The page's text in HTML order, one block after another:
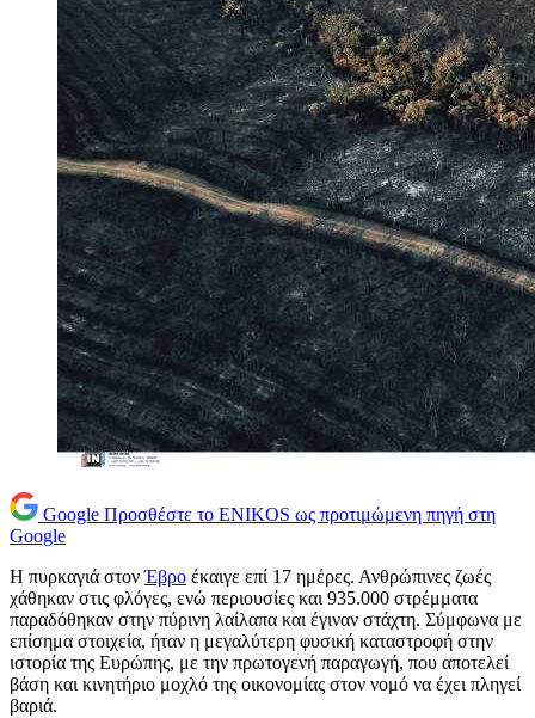
Google Προσθέστε το ENIKOS ως προτιμώμενη πηγή στη
Google
Η πυρκαγιά στονΈβρο έκαιγε επί 17 ημέρες. Ανθρώπινες ζωές
χάθηκαν στις φλόγες, ενώ περιουσίες και 935.000 στρέμματα
παραδόθηκαν στην πύρινη λαίλαπα και έγιναν στάχτη. Σύμφωνα με
επίσημα στοιχεία, ήταν η μεγαλύτερη φυσική καταστροφή στην
ιστορία της Ευρώπης, με την πρωτογενή παραγωγή, που αποτελεί
βάση και κινητήριο μοχλό της οικονομίας στον νομό να έχει πληγεί
βαριά.